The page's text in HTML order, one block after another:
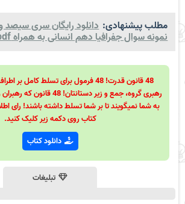
مطلب پیشنهادی: دانلود رایگان سری
نمونه سوال جفرافیا دهم انسانی به همراه pdf
رهبری گروه، جمع و زیر
به شما نمیگویند تا بر شما تسلط داشته باشند! رای
کتاب روی دکمه زیر کلیک کنید.
دانلود کتاب
تبلیغات